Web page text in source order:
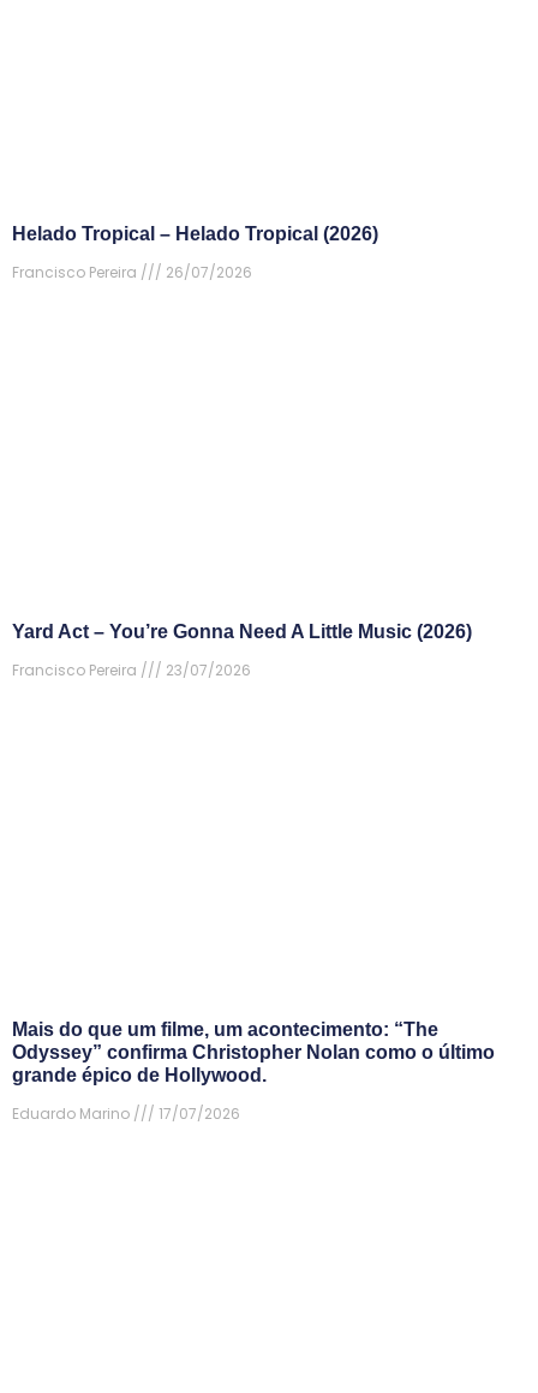
Helado Tropical – Helado Tropical (2026)
Francisco Pereira
26/07/2026
Yard Act – You’re Gonna Need A Little Music (2026)
Francisco Pereira
23/07/2026
Mais do que um filme, um acontecimento: “The
Odyssey” confirma Christopher Nolan como o último
grande épico de Hollywood.
Eduardo Marino
17/07/2026